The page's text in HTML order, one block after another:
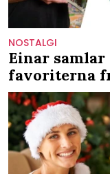
NOSTALGI
Einar
favoriterna